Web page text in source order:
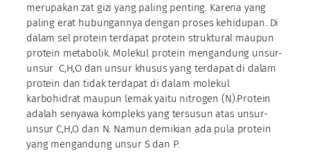
merupakan zat gizi yang paling penting. Karena yang
paling erat hubungannya dengan proses kehidupan. Di
dalam sel protein terdapat protein struktural maupun
protein metabolik. Molekul protein mengandung unsur-
unsur C,H,O dan unsur khusus yang terdapat di dalam
protein dan tidak terdapat di dalam molekul
karbohidrat maupun lemak yaitu nitrogen (N).Protein
adalah senyawa kompleks yang tersusun atas unsur-
unsur C,H,O dan N. Namun demikian ada pula protein
yang mengandung unsur S dan P.